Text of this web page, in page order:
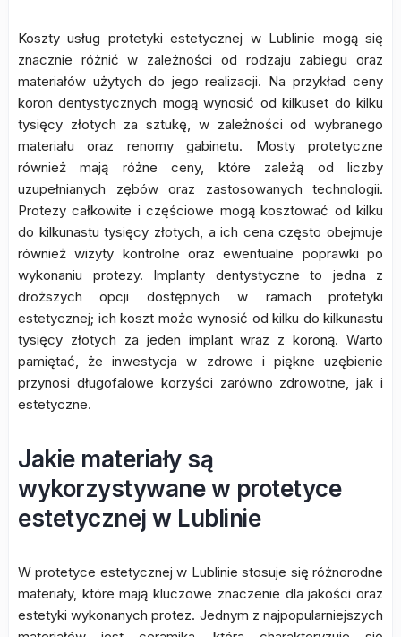
Koszty usług protetyki estetycznej w Lublinie mogą się
znacznie różnić w zależności od rodzaju zabiegu oraz
materiałów użytych do jego realizacji. Na przykład ceny
koron dentystycznych mogą wynosić od kilkuset do kilku
tysięcy złotych za sztukę, w zależności od wybranego
materiału oraz renomy gabinetu. Mosty protetyczne
również mają różne ceny, które zależą od liczby
uzupełnianych zębów oraz zastosowanych technologii.
Protezy całkowite i częściowe mogą kosztować od kilku
do kilkunastu tysięcy złotych, a ich cena często obejmuje
również wizyty kontrolne oraz ewentualne poprawki po
wykonaniu protezy. Implanty dentystyczne to jedna z
droższych opcji dostępnych w ramach protetyki
estetycznej; ich koszt może wynosić od kilku do kilkunastu
tysięcy złotych za jeden implant wraz z koroną. Warto
pamiętać, że inwestycja w zdrowe i piękne uzębienie
przynosi długofalowe korzyści zarówno zdrowotne, jak i
estetyczne.
Jakie materiały są
wykorzystywane w protetyce
estetycznej w Lublinie
W protetyce estetycznej w Lublinie stosuje się różnorodne
materiały, które mają kluczowe znaczenie dla jakości oraz
estetyki wykonanych protez. Jednym z najpopularniejszych